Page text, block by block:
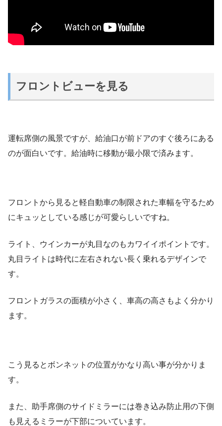
フロントビューを見る
運転席側の風景ですが、給油口が前ドアのすぐ後ろにある
のが面白いです。給油時に移動が最小限で済みます。
フロントから見ると軽自動車の制限された車幅を守るため
にキュッとしている感じが可愛らしいですね。
ライト、ウインカーが丸目なのもカワイイポイントです。
丸目ライトは時代に左右されない長く乗れるデザインで
す。
フロントガラスの面積が小さく、車高の高さもよく分かり
ます。
こう見るとボンネットの位置がかなり高い事が分かりま
す。
また、助手席側のサイドミラーには巻き込み防止用の下側
も見えるミラーが下部についています。